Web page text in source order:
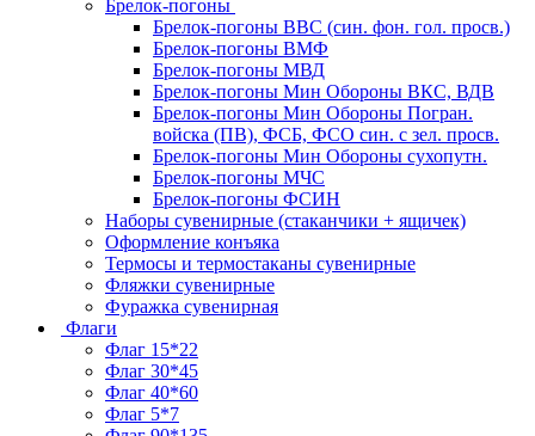
Брелок-погоны
Брелок-погоны ВВС (син. фон. гол. просв.)
Брелок-погоны ВМФ
Брелок-погоны МВД
Брелок-погоны Мин Обороны ВКС, ВДВ
Брелок-погоны Мин Обороны Погран.
войска (ПВ), ФСБ, ФСО син. с зел. просв.
Брелок-погоны Мин Обороны сухопутн.
Брелок-погоны МЧС
Брелок-погоны ФСИН
Наборы сувенирные (стаканчики + ящичек)
Оформление конъяка
Термосы и термостаканы сувенирные
Фляжки сувенирные
Фуражка сувенирная
Флаги
Флаг 15*22
Флаг 30*45
Флаг 40*60
Флаг 5*7